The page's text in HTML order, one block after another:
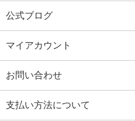
公式ブログ
マイアカウント
お問い合わせ
支払い方法について